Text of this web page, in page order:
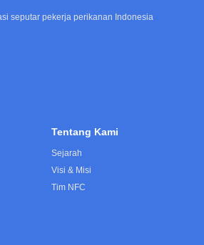
seputar pekerja perikanan Indonesia
Tentang Kami
Sejarah
Visi & Misi
Tim NFC